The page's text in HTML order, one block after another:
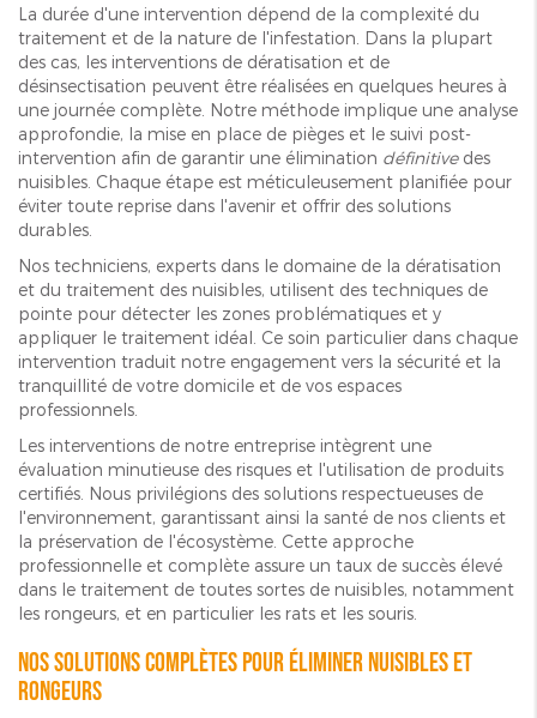
La durée d'une intervention dépend de la complexité du
traitement et de la nature de l'infestation. Dans la plupart
des cas, les interventions de dératisation et de
désinsectisation peuvent être réalisées en quelques heures à
une journée complète. Notre méthode implique une analyse
approfondie, la mise en place de pièges et le suivi post-
intervention afin de garantir une élimination définitivedes
nuisibles. Chaque étape est méticuleusement planifiée pour
éviter toute reprise dans l'avenir et offrir des solutions
durables.
Nos techniciens, experts dans le domaine de la dératisation
et du traitement des nuisibles, utilisent des techniques de
pointe pour détecter les zones problématiques et y
appliquer le traitement idéal. Ce soin particulier dans chaque
intervention traduit notre engagement vers la sécurité et la
tranquillité de votre domicile et de vos espaces
professionnels.
Les interventions de notre entreprise intègrent une
évaluation minutieuse des risques et l'utilisation de produits
certifiés. Nous privilégions des solutions respectueuses de
l'environnement, garantissant ainsi la santé de nos clients et
la préservation de l'écosystème. Cette approche
professionnelle et complète assure un taux de succès élevé
dans le traitement de toutes sortes de nuisibles, notamment
les rongeurs, et en particulier les rats et les souris.
Nos solutions complètes pour éliminer nuisibles et
rongeurs